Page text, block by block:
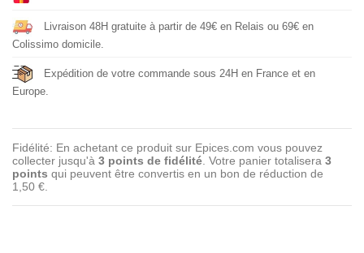
Livraison 48H gratuite à partir de 49€ en Relais ou 69€ en
Colissimo domicile.
Expédition de votre commande sous 24H en France et en
Europe.
Fidélité: En achetant ce produit sur Epices.com vous pouvez
collecter jusqu'à 3 points de fidélité . Votre panier totalisera 3
points qui peuvent être convertis en un bon de réduction de
1,50 €